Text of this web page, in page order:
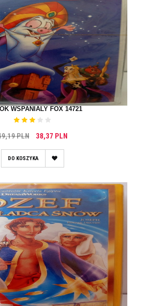
WSPANIALY FOX 14721
PLN 38,37 PLN
DO KOSZYKA